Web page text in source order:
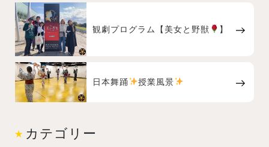
観劇プログラム【美女と野獣 】
日本舞踊 授業風景
カテゴリー